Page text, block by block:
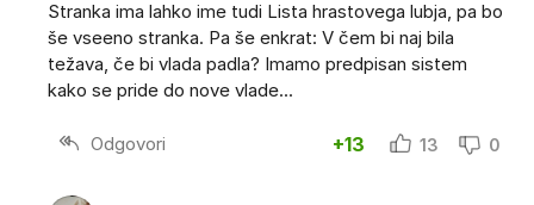
Stranka ima lahko ime tudi Lista hrastovega lubja, pa bo
še vseeno stranka. Pa še enkrat: V čem bi naj bila
težava, če bi vlada padla? Imamo predpisan sistem
kako se pride do nove vlade...
Odgovori +13 13 0